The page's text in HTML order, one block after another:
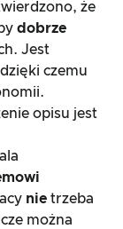
że
dobrze
Jest
czemu
opisu jest
nie trzeba
można